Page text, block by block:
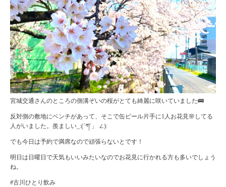
宮城交通さんのところの側溝ぞいの桜がとても綺麗に咲いていました🚌
反対側の敷地にベンチがあって、そこで缶ビール片手に1人お花見🌸してる
人がいました。羨ましい_:(´ཀ`」 ∠):
でも今日は予約で満席なので頑張らないとです！
明日は日曜日で天気もいいみたいなのでお花見に行かれる方も多いでしょう
ね。
#古川ひとり飲み